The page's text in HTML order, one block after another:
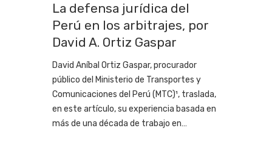
La defensa jurídica del
Perú en los arbitrajes, por
David A. Ortiz Gaspar
David Aníbal Ortiz Gaspar, procurador
público del Ministerio de Transportes y
Comunicaciones del Perú (MTC)¹, traslada,
en este artículo, su experiencia basada en
más de una década de trabajo en…